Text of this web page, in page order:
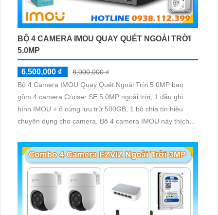
BỘ 4 CAMERA IMOU QUAY QUÉT NGOÀI TRỜI
5.0MP
6,500,000 ₫
8,000,000 ₫
Bộ 4 Camera IMOU Quay Quét Ngoài Trời 5.0MP bao
gồm 4 camera Cruiser SE 5.0MP ngoài trời, 1 đầu ghi
hình IMOU + ổ cứng lưu trữ 500GB, 1 bộ chia tín hiệu
chuyên dụng cho camera. Bộ 4 camera IMOU này thích
cần giám sát ngoài trời